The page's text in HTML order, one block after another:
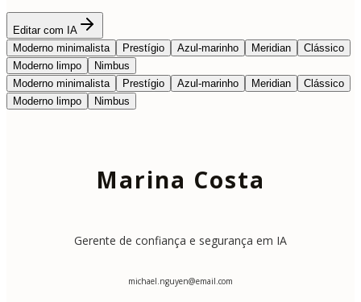
Editar com IA
Moderno minimalista
Prestígio Azul-marinho Meridian
Clássico
Moderno limpo
Nimbus
Moderno minimalista
Prestígio Azul-marinho Meridian
Clássico
Moderno limpo
Nimbus
Marina Costa
Gerente de confiança e segurança em IA
michael.nguyen@email.com